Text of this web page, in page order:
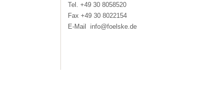
Tel. +49 30 8058520
Fax +49 30 8022154
E-Mail info@foelske.de